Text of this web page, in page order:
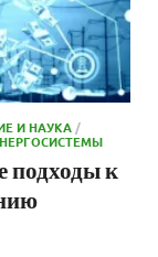
И НАУКА/
подходы к